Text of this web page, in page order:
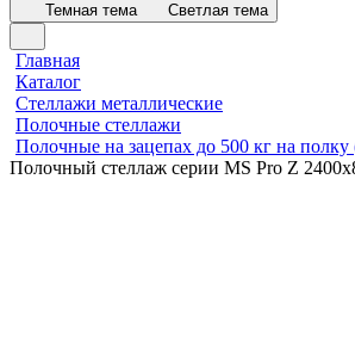
Темная тема Светлая тема
Главная
Каталог
Стеллажи металлические
Полочные стеллажи
Полочные на зацепах до 500 кг на полку
Полочный стеллаж серии MS Pro Z